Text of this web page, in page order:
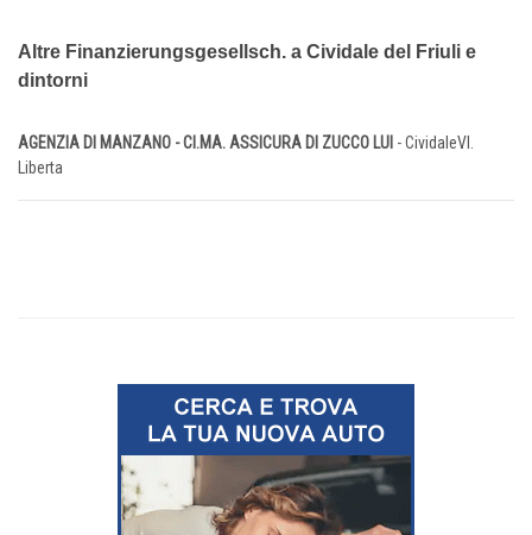
Altre Finanzierungsgesellsch. a Cividale del Friuli e
dintorni
AGENZIA DI MANZANO - CI.MA. ASSICURA DI ZUCCO LUI - CividaleVl.
Liberta